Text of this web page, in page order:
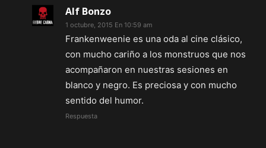
Alf Bonzo
1 octubre, 2015 En 10:59 am
Frankenweenie es una oda al cine clásico,
con mucho cariño a los monstruos que nos
acompañaron en nuestras sesiones en
blanco y negro. Es preciosa y con mucho
sentido del humor.
Respuesta